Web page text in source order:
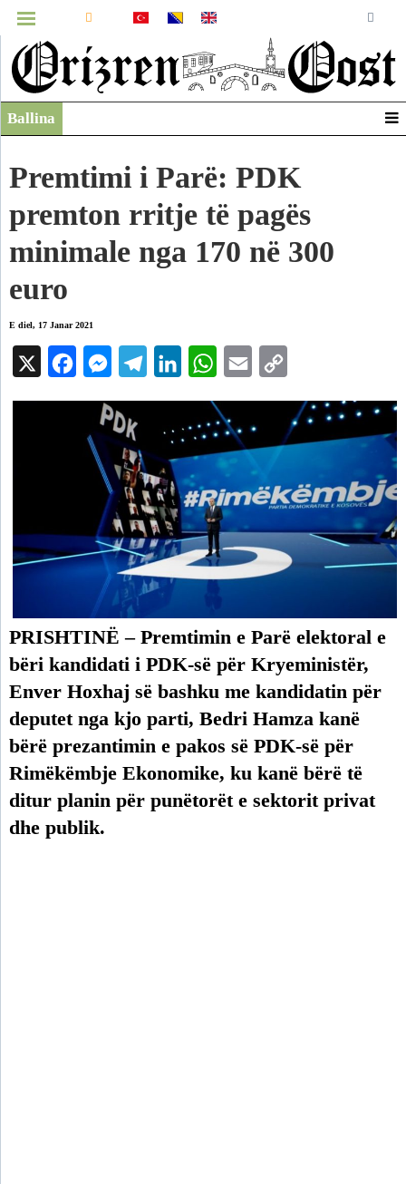
MENUJA
Infografikë
Ballina
Premtimi i Parë: PDK
premton rritje të pagës
minimale nga 170 në 300
euro
E diel, 17 Janar 2021
Facebook Messenger Telegram LinkedIn
PRISHTINË – Premtimin e Parë elektoral e
bëri kandidati i PDK-së për Kryeministër,
Enver Hoxhaj së bashku me kandidatin për
deputet nga kjo parti, Bedri Hamza kanë
bërë prezantimin e pakos së PDK-së për
Rimëkëmbje Ekonomike, ku kanë bërë të
ditur planin për punëtorët e sektorit privat
dhe publik.